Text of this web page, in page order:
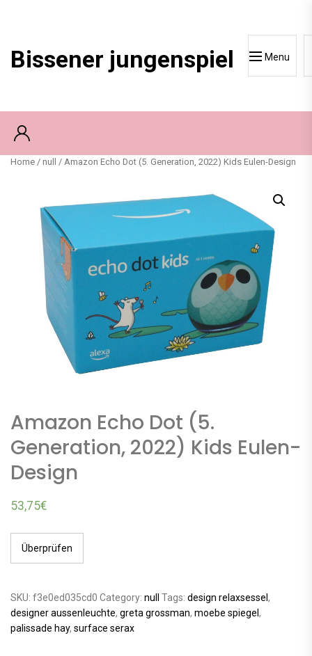
Bissener jungenspiel Menu
Home / null / Amazon Echo Dot (5. Generation, 2022) Kids Eulen-Design
Amazon Echo Dot (5.
Generation, 2022) Kids Eulen-
Design
53,75€
Überprüfen
SKU: f3e0ed035cd0 Category: null Tags: design relaxsessel ,
designer aussenleuchte, greta grossman, moebe spiegel ,
palissade hay, surface serax